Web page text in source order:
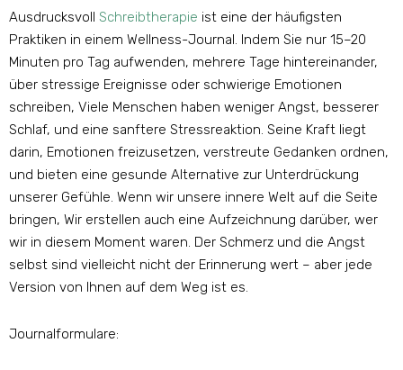
Ausdrucksvoll Schreibtherapie ist eine der häufigsten
Praktiken in einem Wellness-Journal. Indem Sie nur 15–20
Minuten pro Tag aufwenden, mehrere Tage hintereinander,
über stressige Ereignisse oder schwierige Emotionen
schreiben, Viele Menschen haben weniger Angst, besserer
Schlaf, und eine sanftere Stressreaktion. Seine Kraft liegt
darin, Emotionen freizusetzen, verstreute Gedanken ordnen,
und bieten eine gesunde Alternative zur Unterdrückung
unserer Gefühle. Wenn wir unsere innere Welt auf die Seite
bringen, Wir erstellen auch eine Aufzeichnung darüber, wer
wir in diesem Moment waren. Der Schmerz und die Angst
selbst sind vielleicht nicht der Erinnerung wert – aber jede
Version von Ihnen auf dem Weg ist es.
Journalformulare: